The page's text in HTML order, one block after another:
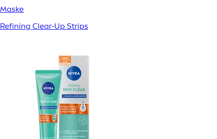
Maske
Refining Clear-Up Strips